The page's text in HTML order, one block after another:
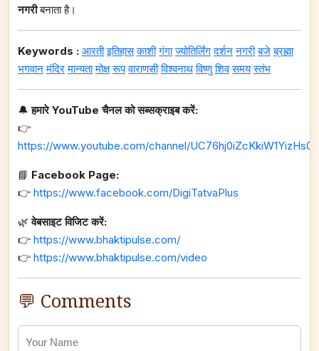
नगरीबनाता है।
Keywords : आरती इतिहास काशी गंगा ज्योतिर्लिंग दर्शन नगरी बजे ब्रह्मा
भगवान मंदिर मान्यता मोक्ष रूप वाराणसी विश्वनाथ विष्णु शिव समय स्तंभ
🔔हमारे YouTube चैनल को सब्सक्राइब करें:
👉
https://www.youtube.com/channel/
📘 Facebook Page:
👉 https://www.facebook.com/DigiTatvaPlus
🌿वेबसाइट विजिट करें:
👉 https://www.bhaktipulse.com/
👉 https://www.bhaktipulse.com/video
💬 Comments